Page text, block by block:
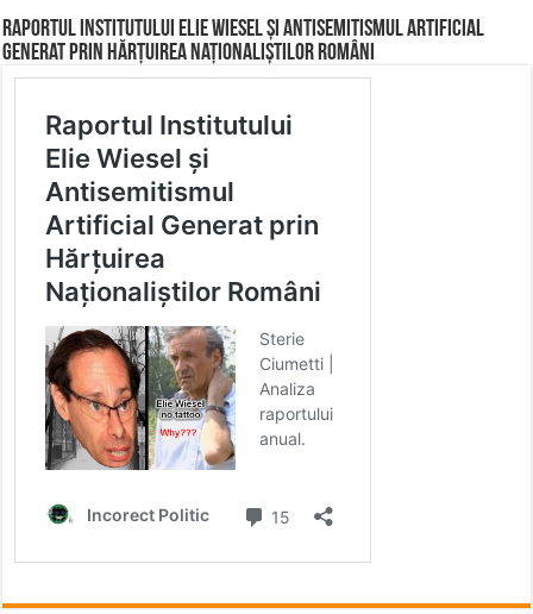
Raportul Institutului Elie Wiesel și Antisemitismul Artificial
Generat prin Hărțuirea Naționaliștilor Români